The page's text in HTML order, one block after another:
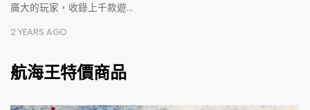
廣大的玩家，收錄上千款遊…
2 YEARS AGO
航海王特價商品